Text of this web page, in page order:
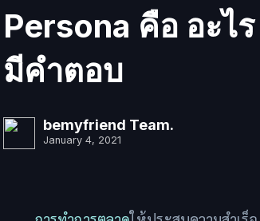
Persona คือ อะไ
มีคำตอบ
bemyfriend Team.
January 4, 2021